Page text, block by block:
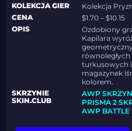
KOLEKCJA GIER
Kolekcja
CENA
$1.70 – $10.15
OPIS
Ozdobiony
Kapilara
równoległych
turkusowych
magazynek
kolorem.
SKRZYNIE
SKIN.CLUB
AWP
PRISMA 2
AWP BATTLE